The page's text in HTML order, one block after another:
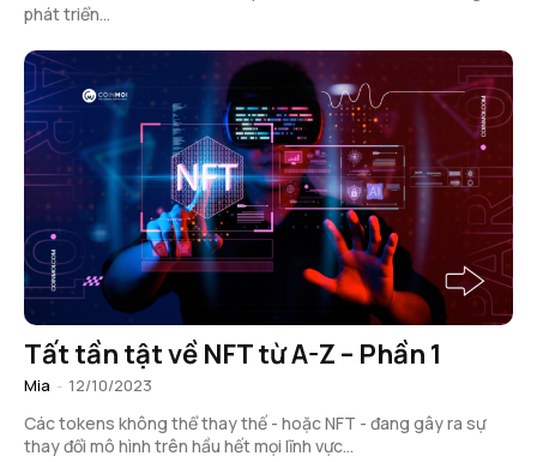
phát triển...
Tất tần tật về NFT từ A-Z – Phần 1
Mia - 12/10/2023
Các tokens không thể thay thế - hoặc NFT - đang gây ra sự
thay đổi mô hình trên hầu hết mọi lĩnh vực...